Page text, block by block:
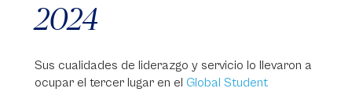
2024
Sus cualidades de liderazgo y servicio lo llevaron a
ocupar el tercer lugar en el Global Student